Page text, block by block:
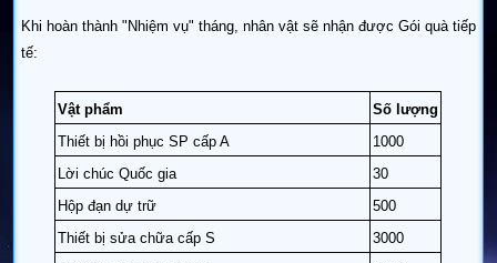
Khi hoàn thành "Nhiệm vụ" tháng, nhân vật sẽ nhận được Gói quà tiếp
tế:
Vật phẩm
Số lượng
Thiết bị hồi phục SP cấp A
1000
Lời chúc Quốc gia
30
Hộp đạn dự trữ
500
Thiết bị sửa chữa cấp S
3000